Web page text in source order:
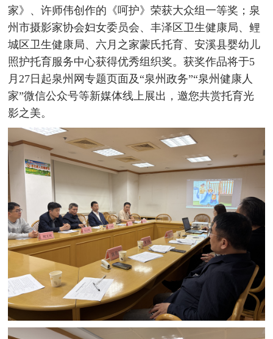
家》、许师伟创作的《呵护》荣获大众组一等奖；泉
州市摄影家协会妇女委员会、丰泽区卫生健康局、鲤
城区卫生健康局、六月之家蒙氏托育、安溪县婴幼儿
照护托育服务中心获得优秀组织奖。获奖作品将于5
月27日起泉州网专题页面及“泉州政务”“泉州健康人
家”微信公众号等新媒体线上展出，邀您共赏托育光
影之美。